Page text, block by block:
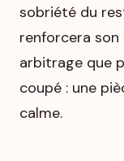
sobriété du
renforcera son
arbitrage que
coupé : une
calme.